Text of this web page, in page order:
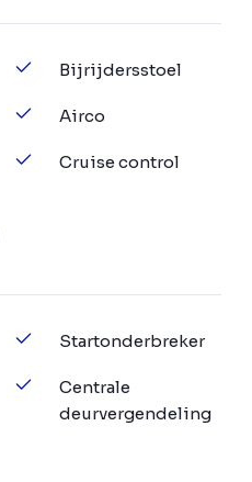
Bijrijdersstoel
Airco
Cruise control
Startonderbreker
Centrale
deurvergendeling